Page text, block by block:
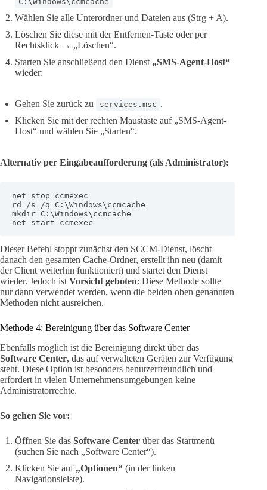
Wählen Sie alle Unterordner und Dateien aus (Strg + A).
Löschen Sie diese mit der Entfernen-Taste oder per
Rechtsklick → „Löschen“.
Starten Sie anschließend den Dienst „SMS-Agent-Host“
wieder:
Gehen Sie zurück zu services.msc .
Klicken Sie mit der rechten Maustaste auf „SMS-Agent-
Host“ und wählen Sie „Starten“.
Alternativ per Eingabeaufforderung (als Administrator):
net stop ccmexec
rd /s /q C:\Windows\ccmcache
mkdir C:\Windows\ccmcache
net start ccmexec
Dieser Befehl stoppt zunächst den SCCM-Dienst, löscht
danach den gesamten Cache-Ordner, erstellt ihn neu (damit
der Client weiterhin funktioniert) und startet den Dienst
wieder. Jedoch ist Vorsicht geboten: Diese Methode sollte
nur dann verwendet werden, wenn die beiden oben genannten
Methoden nicht ausreichen.
Methode 4: Bereinigung über das Software Center
Ebenfalls möglich ist die Bereinigung direkt über das
Software Center, das auf verwalteten Geräten zur Verfügung
steht. Diese Option ist besonders benutzerfreundlich und
erfordert in vielen Unternehmensumgebungen keine
Administratorrechte.
So gehen Sie vor:
Öffnen Sie das Software Center über das Startmenü
(suchen Sie nach „Software Center“).
Klicken Sie auf „Optionen“ (in der linken
Navigationsleiste).